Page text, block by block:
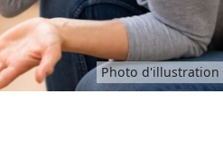
Photo d'illustration